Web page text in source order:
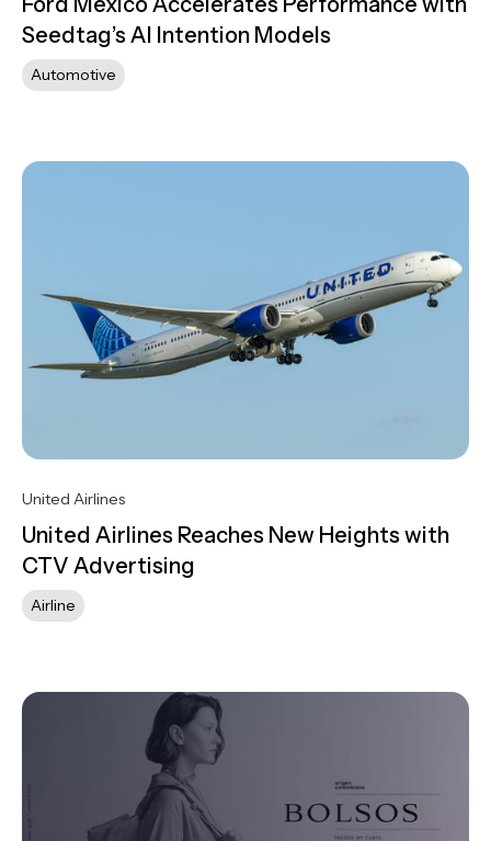
Seedtag’s AI Intention Models
Automotive
United Airlines
United Airlines Reaches New Heights with
CTV Advertising
Airline